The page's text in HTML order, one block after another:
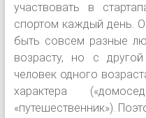
участвовать в
спортом каждый день.
быть совсем разные
возрасту, но с
человек одного
характера
«путешественник»).